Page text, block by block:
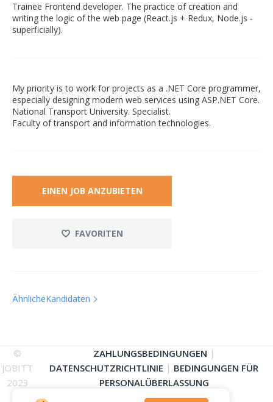
Trainee Frontend developer. The practice of creation and
writing the logic of the web page (React.js + Redux, Node.js -
superficially).
My priority is to work for projects as a .NET Core programmer,
especially designing modern web services using ASP.NET Core.
National Transport University. Specialist.
Faculty of transport and information technologies.
EINEN JOB ANZUBIETEN
FAVORITEN
ÄhnlicheKandidaten
©
JOBITT
2023
ZAHLUNGSBEDINGUNGEN |
DATENSCHUTZRICHTLINIE | BEDINGUNGEN FÜR
PERSONALÜBERLASSUNG